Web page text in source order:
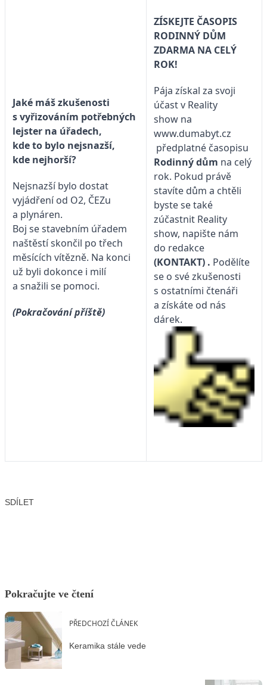
Jaké máš zkušenosti
s vyřizováním potřebných
lejster na úřadech,
kde to bylo nejsnazší,
kde nejhorší?
Nejsnazší bylo dostat
vyjádření od O2, ČEZu
a plynáren.
Boj se stavebním úřadem
naštěstí skončil po třech
měsících vítězně. Na konci
už byli dokonce i milí
a snažili se pomoci.
(Pokračování příště)
ZÍSKEJTE ČASOPIS
RODINNÝ DŮM
ZDARMA NA CELÝ
ROK!
Pája získal za svoji
účast v Reality
show na
www.dumabyt.cz
předplatné časopisu
Rodinný dům na celý
rok. Pokud právě
stavíte dům a chtěli
byste se také
zúčastnit Reality
show, napište nám
do redakce
(KONTAKT) . Podělíte
se o své zkušenosti
s ostatními čtenáři
a získáte od nás
dárek.
SDÍLET
Pokračujte ve čtení
PŘEDCHOZÍ ČLÁNEK
Keramika stále vede